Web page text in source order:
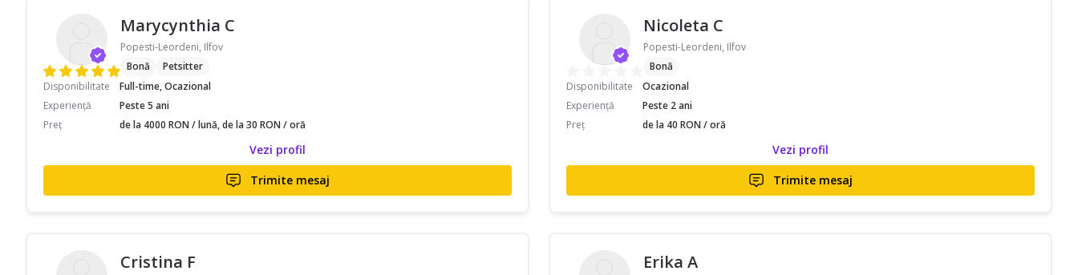
Marycynthia C
Popesti-Leordeni, Ilfov
Bonă
Petsitter
Disponibilitate
Full-time, Ocazional
Experiență
Peste 5 ani
Preț
de la 4000 RON / lună, de la 30 RON / oră
Vezi profil
Trimite mesaj
Nicoleta C
Popesti-Leordeni, Ilfov
Bonă
Disponibilitate
Ocazional
Experiență
Peste 2 ani
Preț
de la 40 RON / oră
Vezi profil
Trimite mesaj
Cristina F Erika A